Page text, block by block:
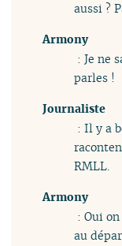
aussi ?
Armony
: Je ne
parles !
Journaliste
: Il y a
RMLL.
Armony
: Oui
au